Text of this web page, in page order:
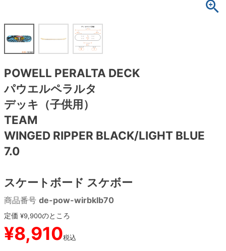
POWELL PERALTA DECK
パウエルペラルタ
デッキ（子供用）
TEAM
WINGED RIPPER BLACK/LIGHT BLUE
7.0
スケートボード スケボー
商品番号 de-pow-wirbklb70
定価 ¥9,900のところ
¥8,910税込
8.4inch
8.6inch
8.7inch
8.8inch
8.9inch
9.0inch以上
シェイプデッキ
高性能デッキ
8.5inch
8.7inch
8.8inch
8.9inch
9.0inch以上
64mm
70mm
72mm
75mm
110mm
スケートケース・バッグ
メディア（雑誌・DVD・CD）
27.5cm
28.5cm
29cm
29.5cm
30cm
ソックス
アンダーウエア
サイズの測り方